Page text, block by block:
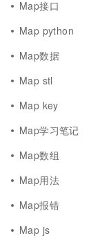
Map接口
Map python
Map数据
Map stl
Map key
Map学习笔记
Map数组
Map用法
Map报错
Map js